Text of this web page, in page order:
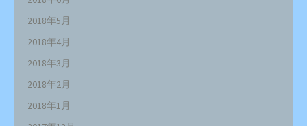
2018年5月
2018年4月
2018年3月
2018年2月
2018年1月